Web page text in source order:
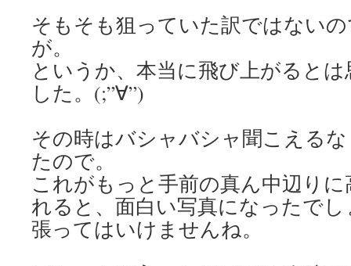
そもそも狙っていた訳ではない
が。
というか、本当に飛び上がると
した。(;”∀”)
その時はバシャバシャ聞こえる
たので。
これがもっと手前の真ん中辺り
れると、面白い写真になったで
張ってはいけませんね。